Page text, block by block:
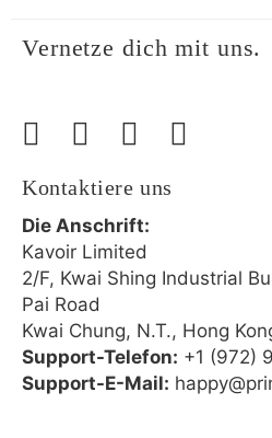
Vernetze dich mit uns.
Kontaktiere uns
Die Anschrift:
Kavoir Limited
2/F, Kwai Shing Industrial
Pai Road
Kwai Chung, N.T., Hong
Support-Telefon: +1 (972)
Support-E-Mail: